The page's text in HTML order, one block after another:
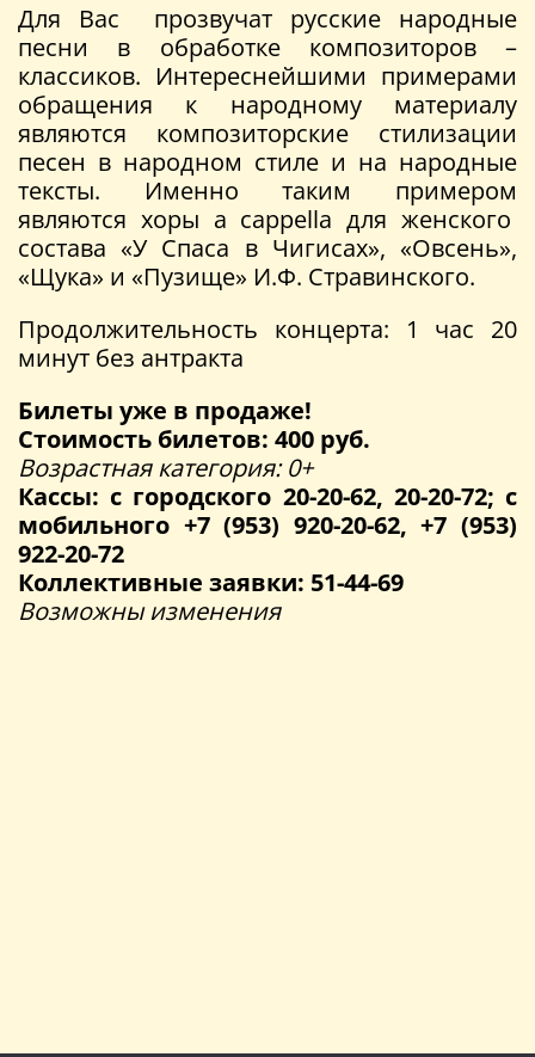
Для Вас прозвучат русские народные
песни в обработке композиторов –
классиков. Интереснейшими примерами
обращения к народному материалу
являются композиторские стилизации
песен в народном стиле и на народные
тексты. Именно таким примером
являются хоры a cappella для женского
состава «У Спаса в Чигисах», «Овсень»,
«Щука» и «Пузище» И.Ф. Стравинского.
Продолжительность концерта: 1 час 20
минут без антракта
Билеты уже в продаже!
Стоимость билетов: 400 руб.
Возрастная категория: 0+
Кассы: с городского 20-20-62, 20-20-72; с
мобильного +7 (953) 920-20-62, +7 (953)
922-20-72
Коллективные заявки: 51-44-69
Возможны изменения